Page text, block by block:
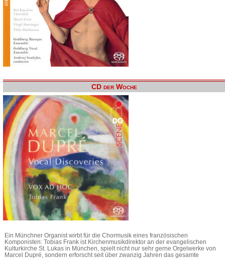
CD der Woche
Ein Münchner Organist wirbt für die Chormusik eines französischen
Komponisten: Tobias Frank ist Kirchenmusikdirektor an der evangelischen
Kulturkirche St. Lukas in München, spielt nicht nur sehr gerne Orgelwerke von
Marcel Dupré, sondern erforscht seit über zwanzig Jahren das gesamte